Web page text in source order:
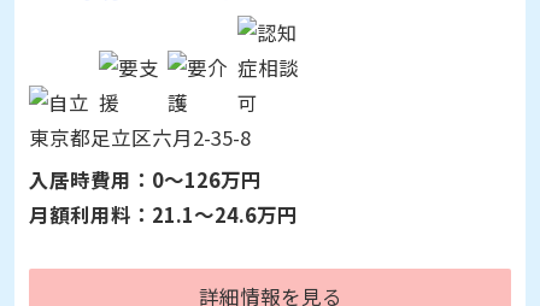
詳細情報を見る
見学予約